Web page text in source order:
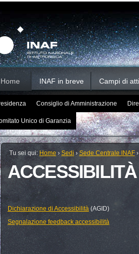
Home INAF in breve Campi di
Consiglio di Amministrazione
Unico di Garanzia
Tu sei qui: Home › Sedi › Sede Centrale INAF ›
ACCESSIBILITÀ
Dichiarazione di Accessibilità(AGID)
Segnalazione feedback accessibilità